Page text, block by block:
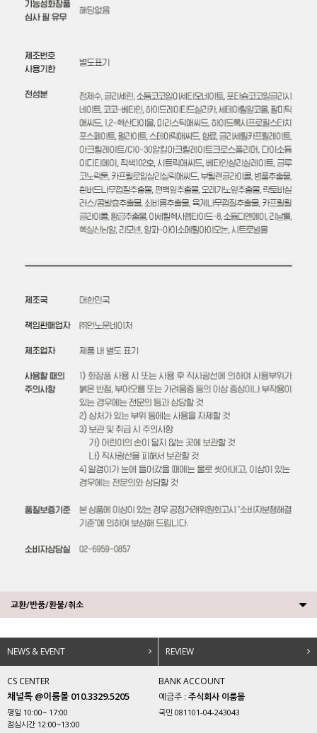
교환/반품/환불/취소
NEWS & EVENT REVIEW
CS CENTER
채널톡 @이룸몰 010.3329.5205
평일 10:00~ 17:00
점심시간 12:00~13:00
BANK ACCOUNT
예금주 : 주식회사 이룸몰
국민 081101-04-243043